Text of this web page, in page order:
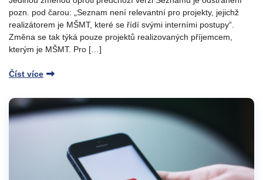
pozn. pod čarou: „Seznam není relevantní pro projekty, jejichž
realizátorem je MŠMT, které se řídí svými interními postupy“.
Změna se tak týká pouze projektů realizovaných příjemcem,
kterým je MŠMT. Pro […]
Číst více